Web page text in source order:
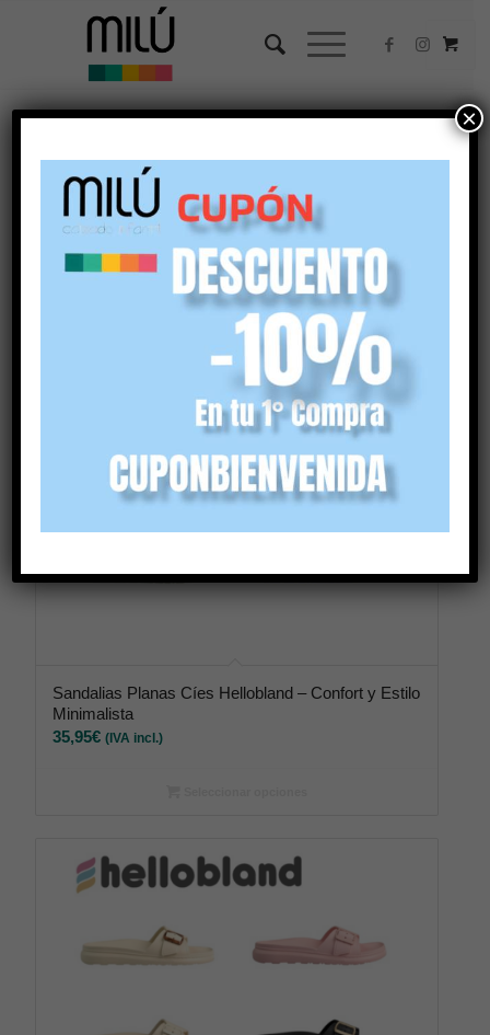
Por defecto
45 Artículos por página
Sandalias Planas Cíes Hellobland – Confort y Estilo
Minimalista
35,95€ (IVA incl.)
×